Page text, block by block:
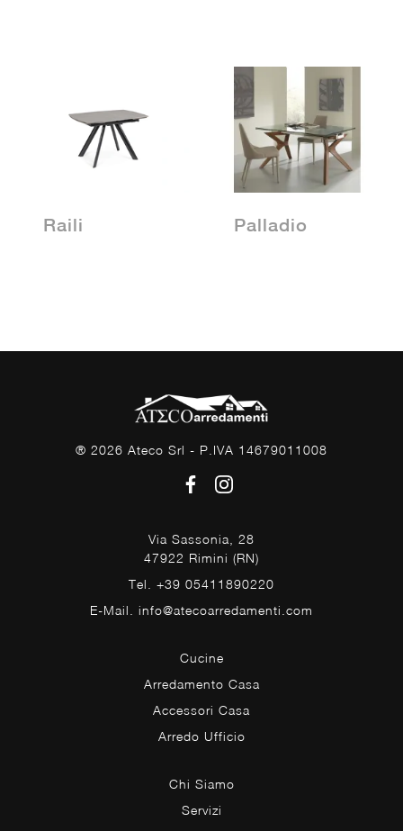
Raili Palladio
® 2026 Ateco Srl - P.IVA 14679011008
Via Sassonia, 28
47922 Rimini (RN)
Tel. +39 05411890220
E-Mail. info@atecoarredamenti.com
Cucine
Arredamento Casa
Accessori Casa
Arredo Ufficio
Chi Siamo
Servizi